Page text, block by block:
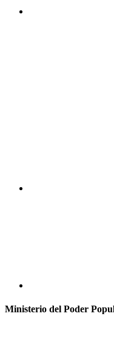
Ministerio del Poder